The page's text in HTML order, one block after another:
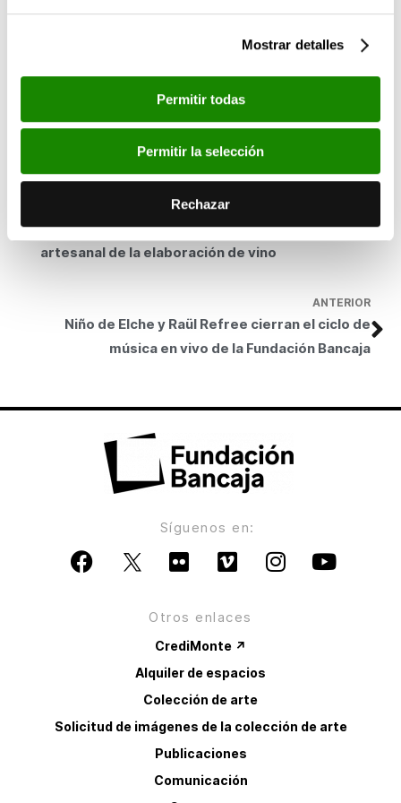
Mostrar detalles
Permitir todas
Permitir la selección
Rechazar
horas, en el Teatro Serrano de Segorbe. La entrada es gratuita,
5 marzo de 11 a 13 horas horas. Toda la información se puede
consultar en la web de la Fundación Bancaja:
www.fundacionbancaja.es
ANTERIOR
Niño de Elche y Raül Refree cierran el ciclo de
música en vivo de la Fundación Bancaja
SIGUIENTE
Fundación Bancaja ofrece en Segorbe un taller
fotográfico para documentar el proceso
artesanal de la elaboración de vino
Síguenos en:
Otros enlaces
CrediMonte ↗
Alquiler de espacios
Colección de arte
Solicitud de imágenes de la colección de arte
Publicaciones
Comunicación